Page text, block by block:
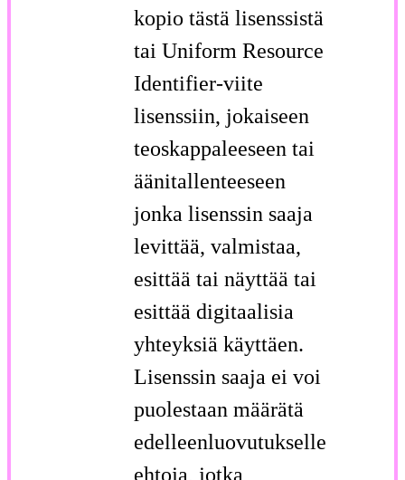
kopio tästä lisenssistä
tai Uniform Resource
Identifier-viite
lisenssiin, jokaiseen
teoskappaleeseen tai
äänitallenteeseen
jonka lisenssin saaja
levittää, valmistaa,
esittää tai näyttää tai
esittää digitaalisia
yhteyksiä käyttäen.
Lisenssin saaja ei voi
puolestaan määrätä
edelleenluovutukselle
ehtoja, jotka